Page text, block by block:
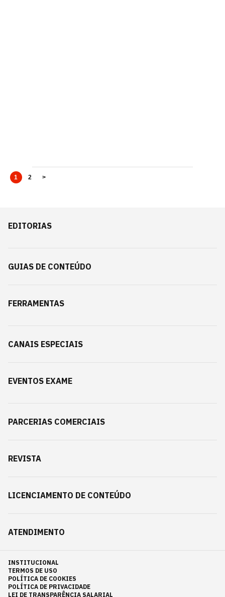
1 2 >
EDITORIAS
GUIAS DE CONTEÚDO
FERRAMENTAS
CANAIS ESPECIAIS
EVENTOS EXAME
PARCERIAS COMERCIAIS
REVISTA
LICENCIAMENTO DE CONTEÚDO
ATENDIMENTO
INSTITUCIONAL
TERMOS DE USO
POLÍTICA DE COOKIES
POLÍTICA DE PRIVACIDADE
LEI DE TRANSPARÊNCIA SALARIAL